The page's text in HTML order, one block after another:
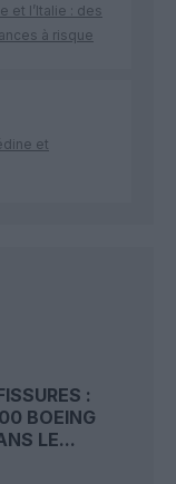
et l’Italie : des
à risque
et
:
BOEING
LE...